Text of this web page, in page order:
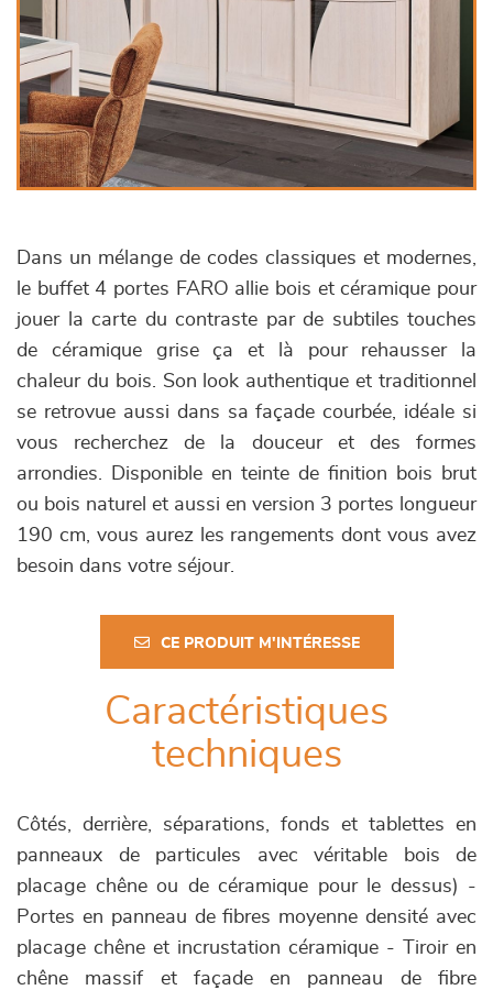
Dans un mélange de codes classiques et modernes,
le buffet 4 portes FARO allie bois et céramique pour
jouer la carte du contraste par de subtiles touches
de céramique grise ça et là pour rehausser la
chaleur du bois. Son look authentique et traditionnel
se retrovue aussi dans sa façade courbée, idéale si
vous recherchez de la douceur et des formes
arrondies. Disponible en teinte de finition bois brut
ou bois naturel et aussi en version 3 portes longueur
190 cm, vous aurez les rangements dont vous avez
besoin dans votre séjour.
CE PRODUIT M'INTÉRESSE
Caractéristiques
techniques
Côtés, derrière, séparations, fonds et tablettes en
panneaux de particules avec véritable bois de
placage chêne ou de céramique pour le dessus) -
Portes en panneau de fibres moyenne densité avec
placage chêne et incrustation céramique - Tiroir en
chêne massif et façade en panneau de fibre